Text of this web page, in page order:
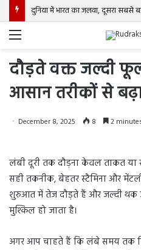
दुनिया में भारत का जलवा, दूसरा सबसे
Menu
दौड़ते वक्त जल्दी
आसान तरीकों से
December 8, 2025 8 2
लंबी दूरी तक दौड़ना केवल ताकत
सही तकनीक, बेहतर स्टैमिना और
शुरुआत में तेज दौड़ते हैं और जल्दी थक
मुश्किल हो जाता है।
अगर आप चाहते हैं कि लंबे समय तक